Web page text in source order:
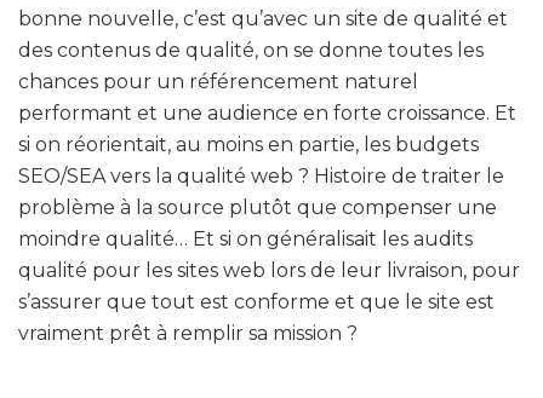
bonne nouvelle, c’est qu’avec un site de qualité et
des contenus de qualité, on se donne toutes les
chances pour un référencement naturel
performant et une audience en forte croissance. Et
si on réorientait, au moins en partie, les budgets
SEO/SEA vers la qualité web ? Histoire de traiter le
problème à la source plutôt que compenser une
moindre qualité… Et si on généralisait les audits
qualité pour les sites web lors de leur livraison, pour
s’assurer que tout est conforme et que le site est
vraiment prêt à remplir sa mission ?